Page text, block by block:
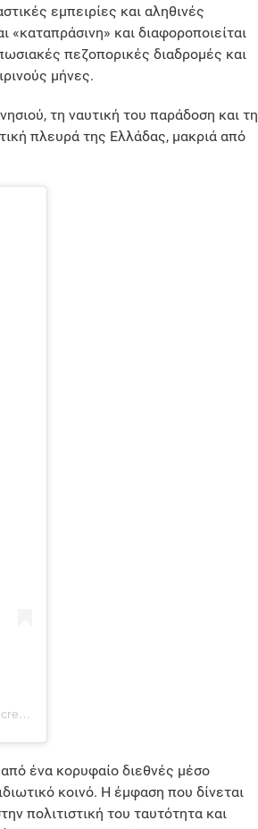
εμπειρίες και αληθινές
«καταπράσινη» και διαφοροποιείται
πεζοπορικές διαδρομές και
μήνες.
τη ναυτική του παράδοση και τη
πλευρά της Ελλάδας, μακριά από
Η δημοσίευση κοινοποιήθηκε από το χρήστη Andros Secrets (@andros_secrets)
ένα κορυφαίο διεθνές μέσο
κοινό. Η έμφαση που δίνεται
πολιτιστική του ταυτότητα και